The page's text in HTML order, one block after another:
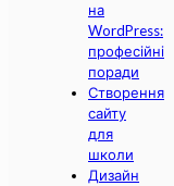
на
WordPress:
професійні
поради
Створення
сайту
для
школи
Дизайн